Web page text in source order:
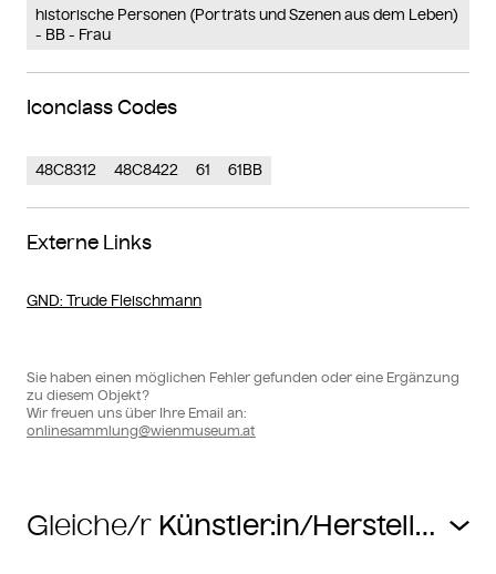
historische Personen (Porträts und Szenen aus dem Leben)
- BB - Frau
Iconclass Codes
48C8312 48C8422 61 61BB
Externe Links
GND: Trude Fleischmann
Sie haben einen möglichen Fehler gefunden oder eine Ergänzung
zu diesem Objekt?
Wir freuen uns über Ihre Email an:
onlinesammlung@wienmuseum.at
Gleiche/r